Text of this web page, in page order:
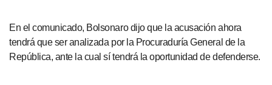
En el comunicado, Bolsonaro dijo que la acusación ahora
tendrá que ser analizada por la Procuraduría General de la
República, ante la cual sí tendrá la oportunidad de defenderse.